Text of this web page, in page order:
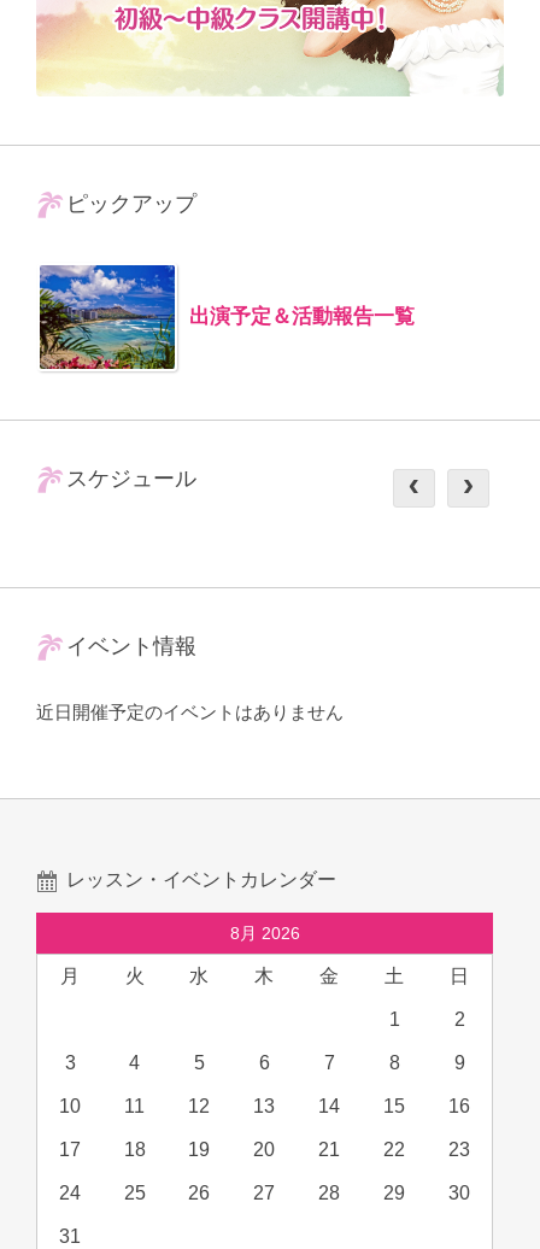
ピックアップ
出演予定＆活動報告一覧
スケジュール
イベント情報
近日開催予定のイベントはありません
レッスン・イベントカレンダー
8月 2026
月 火 水 木 金 土 日
1 2
3 4 5 6 7 8 9
10 11 12 13 14 15 16
17 18 19 20 21 22 23
24 25 26 27 28 29 30
31